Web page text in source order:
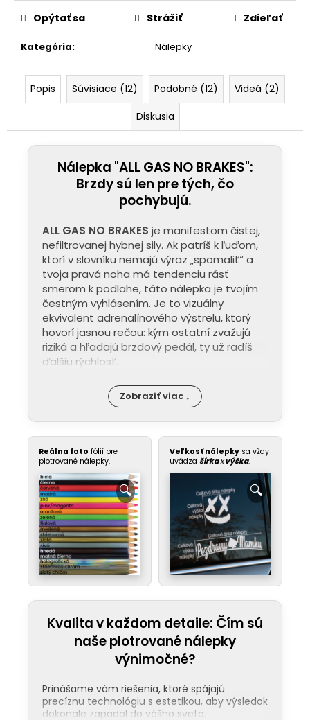
Kategória: Nálepky
Opýtať sa Strážiť Zdieľať
Popis Súvisiace (12) Podobné (12)
Videá (2)
Diskusia
Nálepka "ALL GAS NO BRAKES":
Brzdy sú len pre tých, čo
pochybujú.
ALL GAS NO BRAKES je manifestom čistej,
nefiltrovanej hybnej sily. Ak patríš k ľuďom,
ktorí v slovníku nemajú výraz „spomaliť“ a
tvoja pravá noha má tendenciu rásť
smerom k podlahe, táto nálepka je tvojím
čestným vyhlásením. Je to vizuálny
ekvivalent adrenalínového výstrelu, ktorý
hovorí jasnou rečou: kým ostatní zvažujú
riziká a hľadajú brzdový pedál, ty už radíš
ďalšiu rýchlosť.
ODHODLANIE– Tvoj prístup k šoférovaniu aj
k životu je ofenzívny. Keď sa pre niečo
rozhodneš, ideš do toho naplno a bez
zaváhania.
– Symbolizuješ nezastaviteľný
progres. Brzdenie vnímaš ako stratu
tempa, ktorú si nemôžeš dovoliť, ak chceš
zostať na čele svorky.
Zobraziť viac ↓
Reálna foto fólií pre
plotrované nálepky.
Veľkosť nálepky sa vždy
uvádza šírkaxvýška.
Kvalita v každom detaile: Čím sú
naše plotrované nálepky
výnimočné?
Prinášame vám riešenia, ktoré spájajú
precíznu technológiu s estetikou, aby výsledok
dokonale zapadol do vášho sveta.